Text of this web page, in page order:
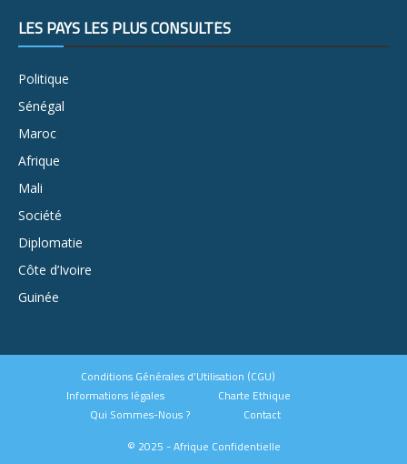
LES PAYS LES PLUS CONSULTÉS
Politique
Sénégal
Maroc
Afrique
Mali
Société
Diplomatie
Côte d’Ivoire
Guinée
Conditions Générales d’Utilisation (CGU)
Informations légales
Charte Ethique
Qui Sommes-Nous ?
Contact
© 2025 - Afrique Confidentielle